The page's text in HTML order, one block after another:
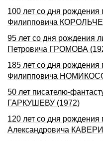
100 лет со дня рождения
Филипповича
95 лет со дня рождения
Петровича ГРОМОВА
185 лет со дня рождения
Филипповича
50 лет писателю-
ГАРКУШЕВУ (1972)
120 лет со дня
Александровича